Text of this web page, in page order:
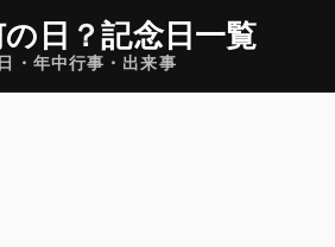
日 ？記念日一覧
・年中行事・出来事